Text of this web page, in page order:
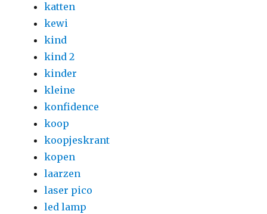
katten
kewi
kind
kind 2
kinder
kleine
konfidence
koop
koopjeskrant
kopen
laarzen
laser pico
led lamp